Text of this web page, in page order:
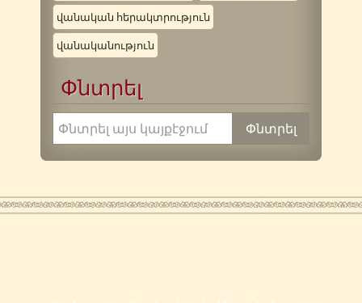
վանական հերակտրություն
վանականություն
Փնտրել